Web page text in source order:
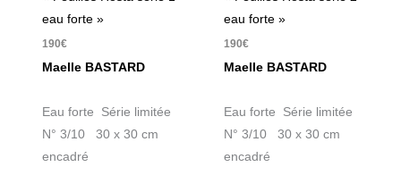
eau forte »
190€
Maelle BASTARD
Eau forte Série limitée
N° 3/10 30 x 30 cm
encadré
eau forte »
190€
Maelle BASTARD
Eau forte Série limitée
N° 3/10 30 x 30 cm
encadré